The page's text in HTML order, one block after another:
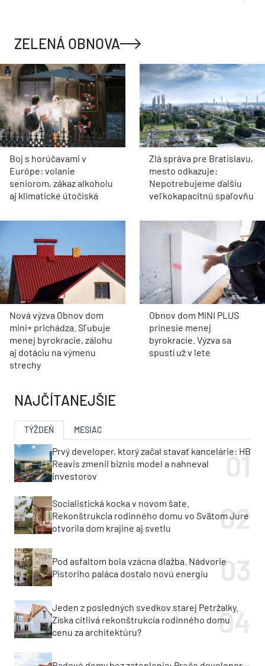
ZELENÁ OBNOVA
Boj s horúčavami v
Európe: volanie
seniorom, zákaz alkoholu
aj klimatické útočiská
Zlá správa pre Bratislavu,
mesto odkazuje:
Nepotrebujeme ďalšiu
veľkokapacitnú spaľovňu
Nová výzva Obnov dom
mini+ prichádza. Sľubuje
menej byrokracie, zálohu
aj dotáciu na výmenu
strechy
Obnov dom MINI PLUS
prinesie menej
byrokracie. Výzva sa
spustí už v lete
NAJČÍTANEJŠIE
TÝŽDEŇ MESIAC
Prvý developer, ktorý začal stavať kancelárie: HB
Reavis zmenil biznis model a nahneval
investorov
Socialistická kocka v novom šate.
Rekonštrukcia rodinného domu vo Svätom Jure
otvorila dom krajine aj svetlu
Pod asfaltom bola vzácna dlažba. Nádvorie
Pistoriho paláca dostalo novú energiu
Jeden z posledných svedkov starej Petržalky.
Získa citlivá rekonštrukcia rodinného domu
cenu za architektúru?